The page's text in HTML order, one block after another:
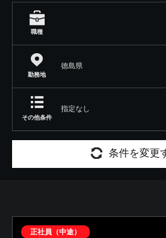
職種
勤務地
徳島県
その他条件
指定なし
条件を変更
正社員（中途）